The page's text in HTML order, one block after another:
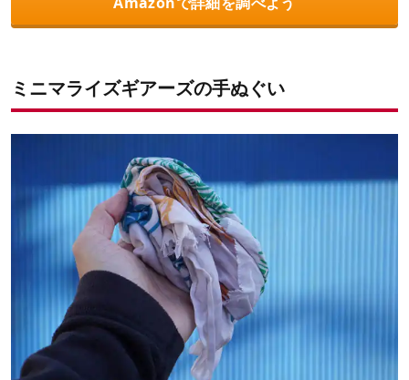
ミニマライズギアーズの手ぬぐい